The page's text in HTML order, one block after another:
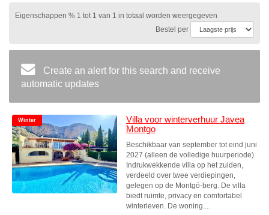
Eigenschappen % 1 tot 1 van 1 in totaal worden weergegeven
Bestel per
Create an alert for this search and receive
automatic updates
Winter
Villa voor winterverhuur Javea
Montgo
Beschikbaar van september tot eind juni
2027 (alleen de volledige huurperiode).
Indrukwekkende villa op het zuiden,
verdeeld over twee verdiepingen,
gelegen op de Montgó-berg. De villa
biedt ruimte, privacy en comfortabel
winterleven. De woning....